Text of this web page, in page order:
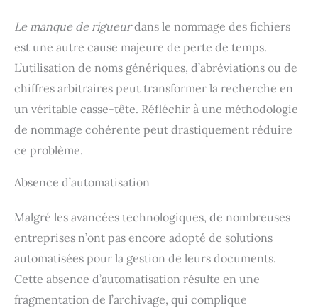
Le manque de rigueurdans le nommage des fichiers
est une autre cause majeure de perte de temps.
L’utilisation de noms génériques, d’abréviations ou de
chiffres arbitraires peut transformer la recherche en
un véritable casse-tête. Réfléchir à une méthodologie
de nommage cohérente peut drastiquement réduire
ce problème.
Absence d’automatisation
Malgré les avancées technologiques, de nombreuses
entreprises n’ont pas encore adopté de solutions
automatisées pour la gestion de leurs documents.
Cette absence d’automatisation résulte en une
fragmentation de l’archivage, qui complique